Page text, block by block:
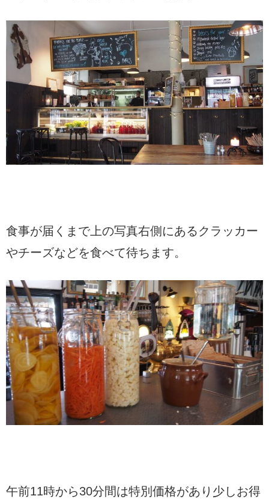
食事が届くまで上の写真右側にあるクラッカー
やチーズなどを食べて待ちます。
午前11時から30分間は特別価格があり少しお得